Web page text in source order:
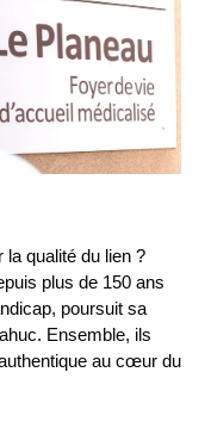
la qualité du lien ?
plus de 150 ans
poursuit sa
Ensemble, ils
au cœur du